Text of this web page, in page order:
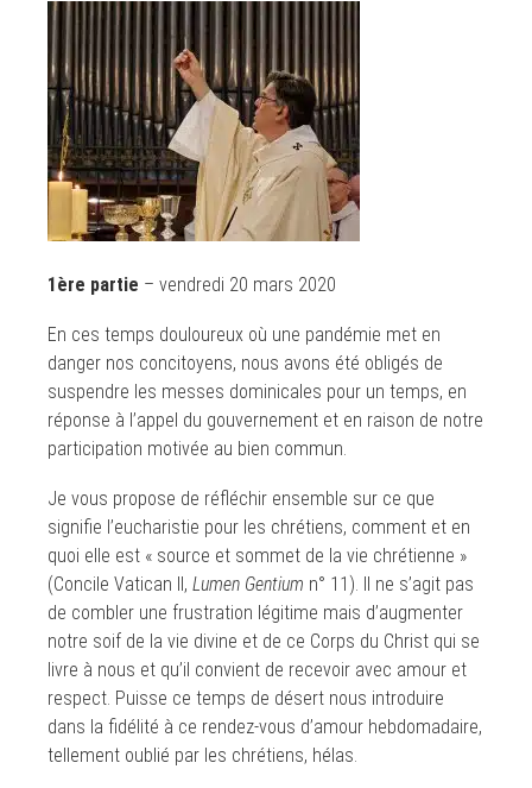
1ère partie – vendredi 20 mars 2020
En ces temps douloureux où une pandémie met en
danger nos concitoyens, nous avons été obligés de
suspendre les messes dominicales pour un temps, en
réponse à l’appel du gouvernement et en raison de notre
participation motivée au bien commun.
Je vous propose de réfléchir ensemble sur ce que
signifie l’eucharistie pour les chrétiens, comment et en
quoi elle est « source et sommet de la vie chrétienne »
(Concile Vatican II, Lumen Gentium n° 11). Il ne s’agit pas
de combler une frustration légitime mais d’augmenter
notre soif de la vie divine et de ce Corps du Christ qui se
livre à nous et qu’il convient de recevoir avec amour et
respect. Puisse ce temps de désert nous introduire
dans la fidélité à ce rendez-vous d’amour hebdomadaire,
tellement oublié par les chrétiens, hélas.